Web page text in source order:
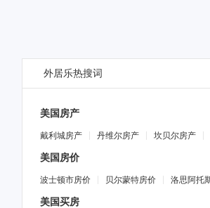
外居乐热搜词
美国房产
戴利城房产 丹维尔房产 坎贝尔房产
美国房价
波士顿市房价 贝尔蒙特房价 洛思阿托
美国买房